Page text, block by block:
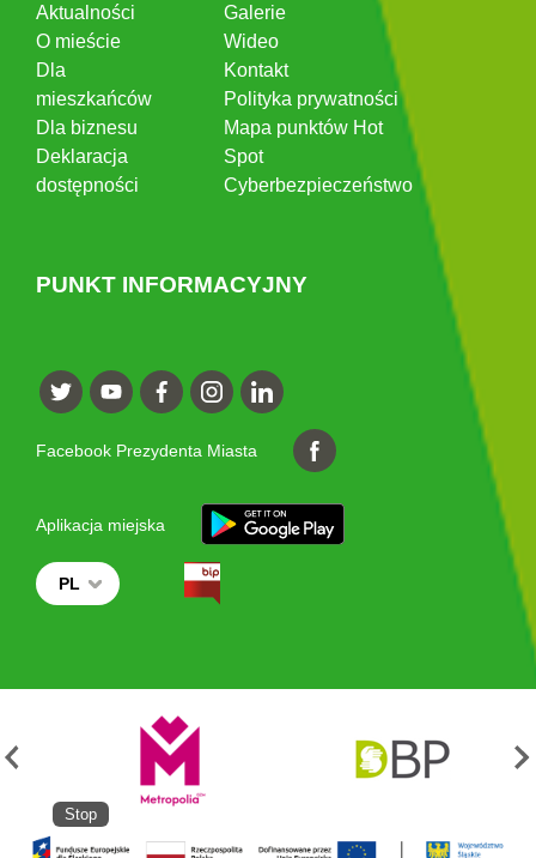
Aktualności
O mieście
Dla
mieszkańców
Dla biznesu
Deklaracja
dostępności
Galerie
Wideo
Kontakt
Polityka prywatności
Mapa punktów Hot
Spot
Cyberbezpieczeństwo
PUNKT INFORMACYJNY
Facebook Prezydenta Miasta
Aplikacja miejska
PL
Stop